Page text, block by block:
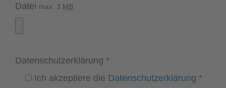
Datei max. 3 MB
Datenschutz­erklärung *
Ich akzeptiere die Datenschutz­erklärung *